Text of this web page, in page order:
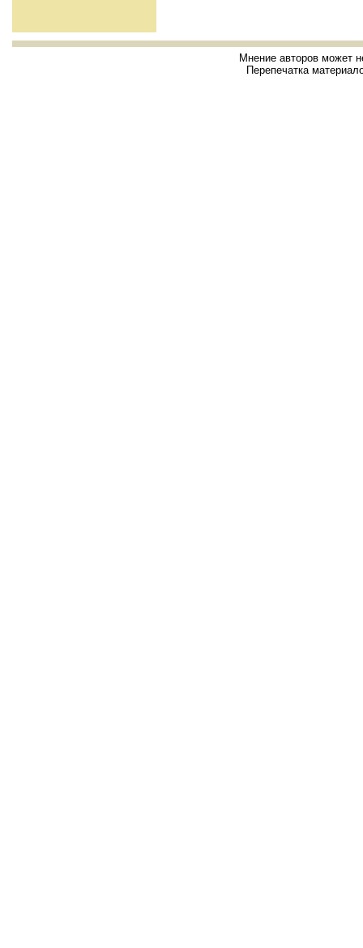
Мнение авторов может
Перепечатка